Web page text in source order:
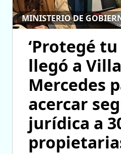
MINISTERIO DE
‘Protegé tu
llegó a Villa
Mercedes
acercar
jurídica a